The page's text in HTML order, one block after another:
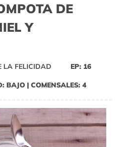
DE
Y
LA FELICIDAD EP: 16
BAJO | COMENSALES: 4